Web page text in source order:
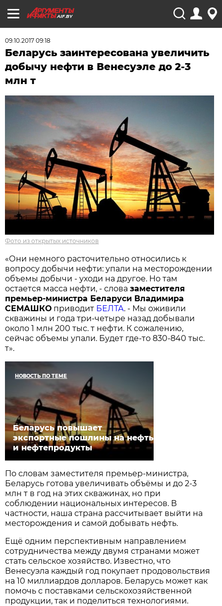
AIF.BY
09.10.2017 09:18
Беларусь заинтересована увеличить
добычу нефти в Венесуэле до 2-3
млн т
Фото из открытых источников
«Они немного расточительно относились к
вопросу добычи нефти: упали на месторождении
объемы добычи - уходи на другое. Но там
остается масса нефти, - словазаместителя
премьер-министра Беларуси Владимира
СЕМАШКО приводит БЕЛТА. - Мы оживили
скважины и года три-четыре назад добывали
около 1 млн 200 тыс. т нефти. К сожалению,
сейчас объемы упали. Будет где-то 830-840 тыс.
т».
НОВОСТЬ ПО ТЕМЕ
Беларусь повышает
экспортные пошлины на нефть
и нефтепродукты
По словам заместителя премьер-министра,
Беларусь готова увеличивать объёмы и до 2-3
млн т в год на этих скважинах, но при
соблюдении национальных интересов. В
частности, наша страна рассчитывает выйти на
месторождения и самой добывать нефть.
Ещё одним перспективным направлением
сотрудничества между двумя странами может
стать сельское хозяйство. Известно, что
Венесуэла каждый год покупает продовольствия
на 10 миллиардов долларов. Беларусь может как
помочь с поставками сельскохозяйственной
продукции, так и поделиться технологиями.